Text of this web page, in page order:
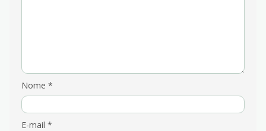
Nome *
E-mail *